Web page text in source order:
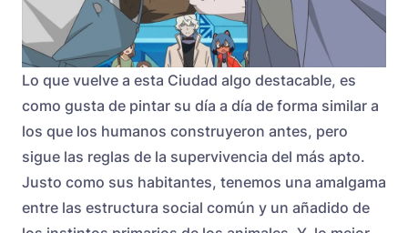
Lo que vuelve a esta Ciudad algo destacable, es
como gusta de pintar su día a día de forma similar a
los que los humanos construyeron antes, pero
sigue las reglas de la supervivencia del más apto.
Justo como sus habitantes, tenemos una amalgama
entre las estructura social común y un añadido de